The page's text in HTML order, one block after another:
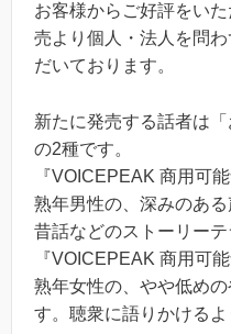
お客様からご好評をい
売より個人・法人を問
だいております。
新たに発売する話者は
の2種です。
『VOICEPEAK 商用可
熟年男性の、深みのあ
昔話などのストーリーテ
『VOICEPEAK 商用可
熟年女性の、やや低め
す。聴衆に語りかけるよ